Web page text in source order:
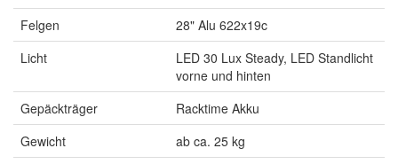
Felgen
28" Alu 622x19c
Licht
LED 30 Lux Steady, LED Standlicht
vorne und hinten
Gepäckträger
Racktime Akku
Gewicht
ab ca. 25 kg